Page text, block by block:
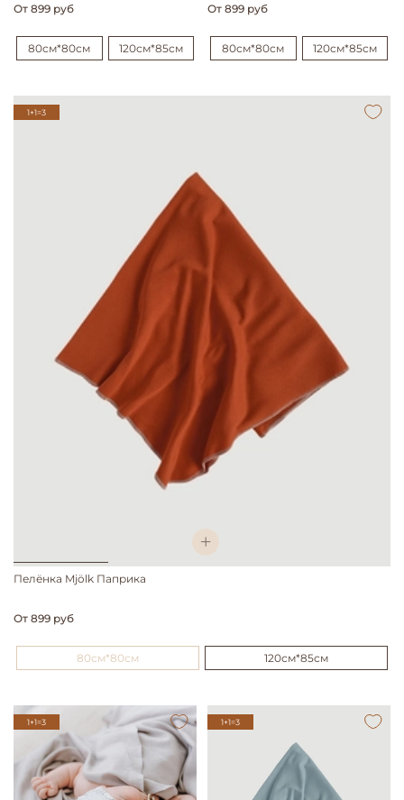
От 899 руб
80см*80см 120см*85см
От 899 руб
80см*80см 120см*85см
1+1=3
Пелёнка Mjölk Паприка
От 899 руб
80см*80см 120см*85см
1+1=3 1+1=3